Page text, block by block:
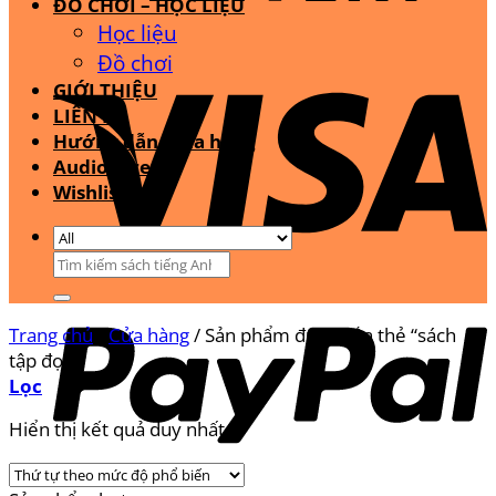
Học liệu
Đồ chơi
GIỚI THIỆU
LIÊN HỆ
Hướng dẫn mua hàng
Audio Stream
Wishlist
Tìm
Trang chủ/Cửa hàng/Sản phẩm được gắn thẻ “sách
tập đọc”
Lọc
Hiển thị kết quả duy nhất